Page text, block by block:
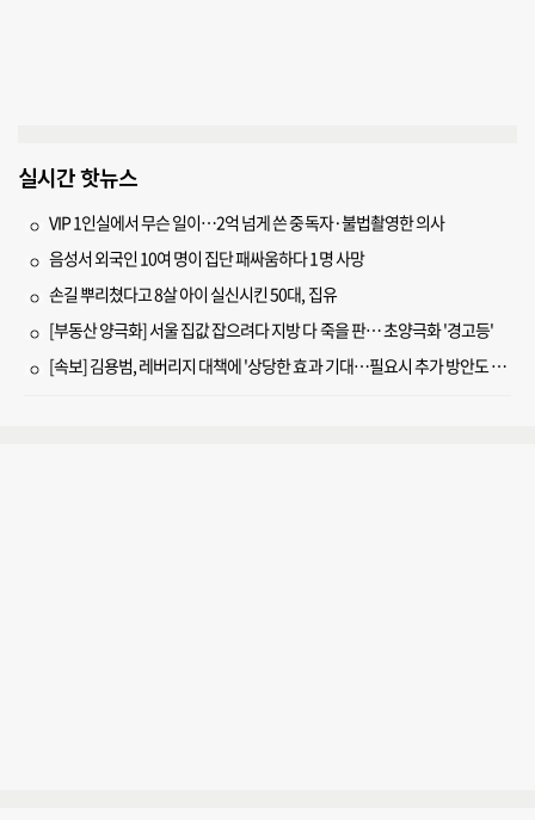
실시간 핫뉴스
VIP 1인실에서 무슨 일이…2억 넘게 쓴 중독자·불법촬영한 의사
음성서 외국인 10여 명이 집단 패싸움하다 1명 사망
손길 뿌리쳤다고 8살 아이 실신시킨 50대, 집유
[부동산 양극화] 서울 집값 잡으려다 지방 다 죽을 판… 초양극화 '경고등'
[속보] 김용범, 레버리지 대책에 '상당한 효과 기대…필요시 추가 방안도 검토'